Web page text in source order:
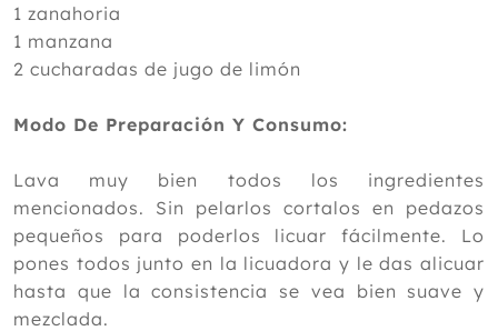
1 zanahoria
1 manzana
2 cucharadas de jugo de limón
Modo De Preparación Y Consumo:
Lava muy bien todos los ingredientes
mencionados. Sin pelarlos cortalos en pedazos
pequeños para poderlos licuar fácilmente. Lo
pones todos junto en la licuadora y le das alicuar
hasta que la consistencia se vea bien suave y
mezclada.